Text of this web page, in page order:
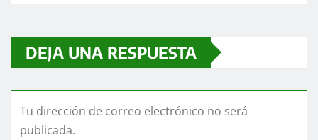
DEJA UNA RESPUESTA
Tu dirección de correo electrónico no será
publicada.